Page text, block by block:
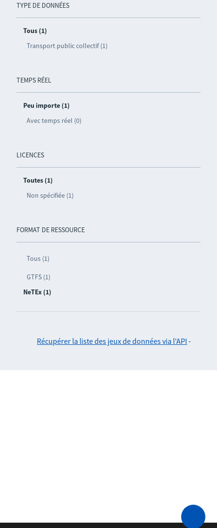
TYPE DE DONNÉES
Tous (1)
Transport public collectif (1)
TEMPS RÉEL
Peu importe (1)
Avec temps réel (0)
LICENCES
Toutes (1)
Non spécifiée (1)
FORMAT DE RESSOURCE
Tous (1)
GTFS (1)
NeTEx (1)
Récupérer la liste des jeux de données via l'API -